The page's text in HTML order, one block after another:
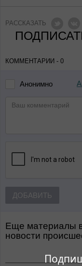
РАССКАЗАТЬ
КОММЕНТАРИИ - 0
Анонимно
ДОБАВИТЬ
Еще материалы
Новости